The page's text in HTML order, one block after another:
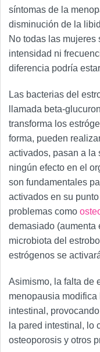
síntomas de la
disminución de la
No todas las mujeres
intensidad ni
diferencia podría
Las bacterias del
llamada beta-
transforma los
forma, pueden
activados, pasan a la
ningún efecto en el
son fundamentales
activados en su
problemas como
demasiado (aumenta
microbiota del
estrógenos se
Asimismo, la falta de
menopausia
intestinal,
la pared intestinal, lo
osteoporosis y otros